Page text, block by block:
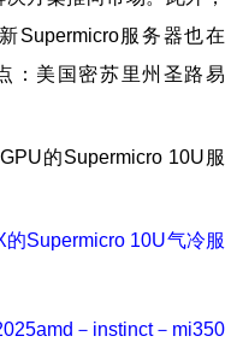
Supermicro服务器也在
：美国密苏里州圣路易
的Supermicro 10U服
Supermicro 10U气冷服
－instinct－mi350